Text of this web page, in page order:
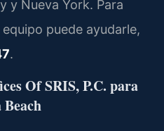
y Nueva York. Para
puede ayudarle,
.
Of SRIS, P.C. para